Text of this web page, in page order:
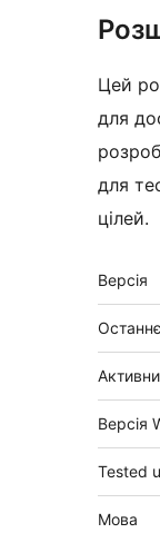
Цей
для
для
цілей.
Мета
Версія
Версія
Tested
Мова